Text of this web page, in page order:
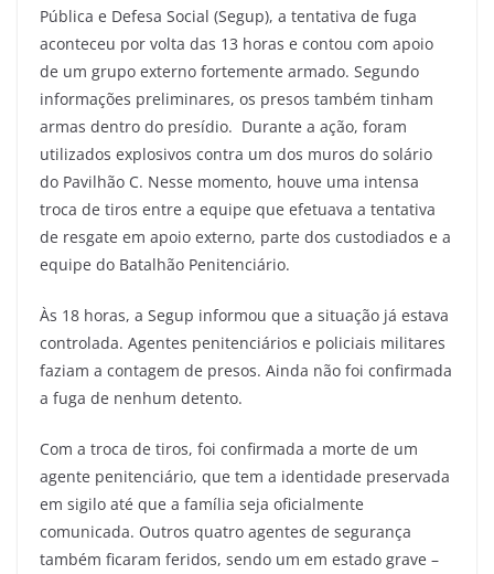
Pública e Defesa Social (Segup), a tentativa de fuga
aconteceu por volta das 13 horas e contou com apoio
de um grupo externo fortemente armado. Segundo
informações preliminares, os presos também tinham
armas dentro do presídio. Durante a ação, foram
utilizados explosivos contra um dos muros do solário
do Pavilhão C. Nesse momento, houve uma intensa
troca de tiros entre a equipe que efetuava a tentativa
de resgate em apoio externo, parte dos custodiados e a
equipe do Batalhão Penitenciário.
Às 18 horas, a Segup informou que a situação já estava
controlada. Agentes penitenciários e policiais militares
faziam a contagem de presos. Ainda não foi confirmada
a fuga de nenhum detento.
Com a troca de tiros, foi confirmada a morte de um
agente penitenciário, que tem a identidade preservada
em sigilo até que a família seja oficialmente
comunicada. Outros quatro agentes de segurança
também ficaram feridos, sendo um em estado grave –